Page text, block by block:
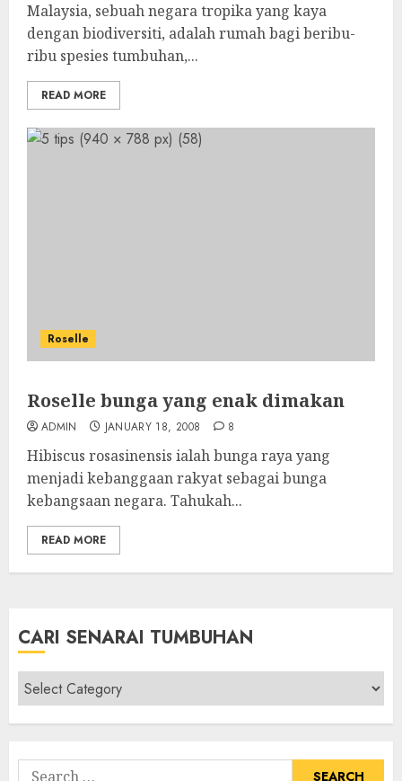
Malaysia, sebuah negara tropika yang kaya
dengan biodiversiti, adalah rumah bagi beribu-
ribu spesies tumbuhan,...
READ MORE
Roselle
Roselle bunga yang enak dimakan
ADMIN JANUARY 18, 2008 8
Hibiscus rosasinensis ialah bunga raya yang
menjadi kebanggaan rakyat sebagai bunga
kebangsaan negara. Tahukah...
READ MORE
CARI SENARAI TUMBUHAN
Cari
Senarai
Tumbuhan
Search